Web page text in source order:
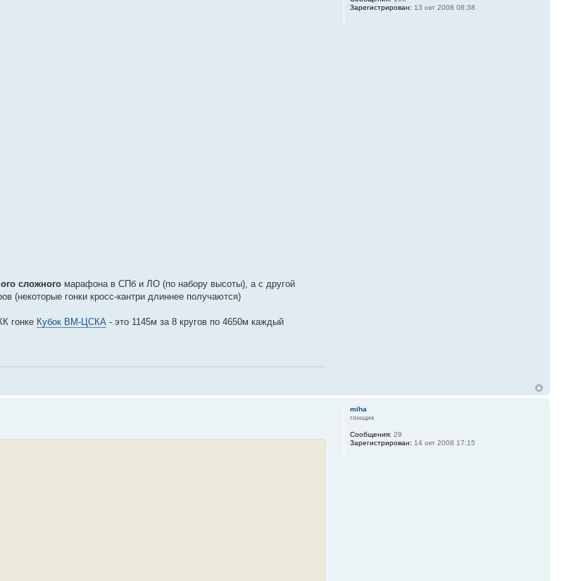
сложного марафона в СПб и ЛО (по набору высоты), а с другой
(некоторые гонки кросс-кантри длиннее получаются)
гонке Кубок ВМ-ЦСКА - это 1145м за 8 кругов по 4650м каждый
Зарегистрирован: 13 окт 2008 08:38
miha
гонщик
Сообщения: 29
Зарегистрирован: 14 окт 2008 17:15